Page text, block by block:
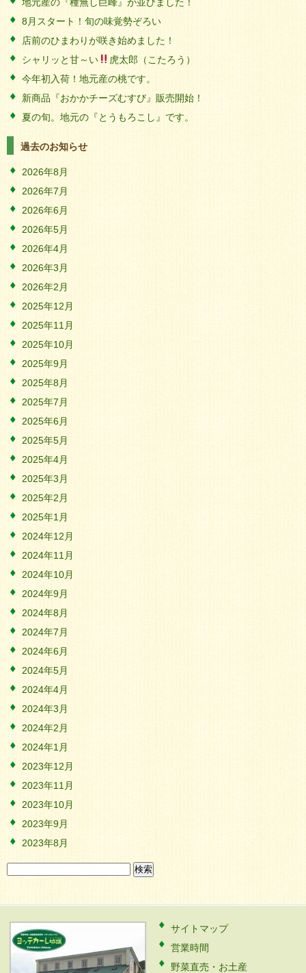
8月スタート！旬の味覚勢ぞろい
店前のひまわりが咲き始めました！
シャリッと甘～い
虎太郎（こたろう）
今年初入荷！地元産の桃です。
新商品『おかかチーズむすび』販売開始！
夏の旬。地元の『とうもろこし』です。
過去のお知らせ
2026年8月
2026年7月
2026年6月
2026年5月
2026年4月
2026年3月
2026年2月
2025年12月
2025年11月
2025年10月
2025年9月
2025年8月
2025年7月
2025年6月
2025年5月
2025年4月
2025年3月
2025年2月
2025年1月
2024年12月
2024年11月
2024年10月
2024年9月
2024年8月
2024年7月
2024年6月
2024年5月
2024年4月
2024年3月
2024年2月
2024年1月
2023年12月
2023年11月
2023年10月
2023年9月
2023年8月
索:
サイトマップ
営業時間
野菜直売・お土産